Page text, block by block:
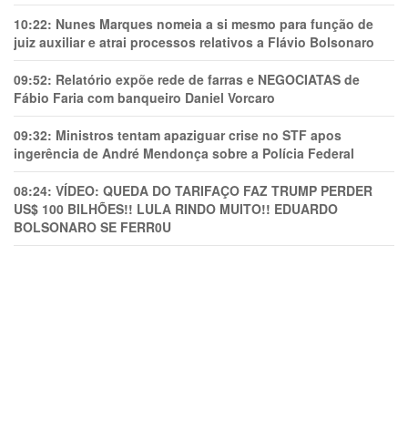
10:22: Nunes Marques nomeia a si mesmo para função de
juiz auxiliar e atrai processos relativos a Flávio Bolsonaro
09:52: Relatório expõe rede de farras e NEGOCIATAS de
Fábio Faria com banqueiro Daniel Vorcaro
09:32: Ministros tentam apaziguar crise no STF apos
ingerência de André Mendonça sobre a Polícia Federal
08:24: VÍDEO: QUEDA DO TARIFAÇO FAZ TRUMP PERDER
US$ 100 BILHÕES!! LULA RINDO MUITO!! EDUARDO
BOLSONARO SE FERR0U